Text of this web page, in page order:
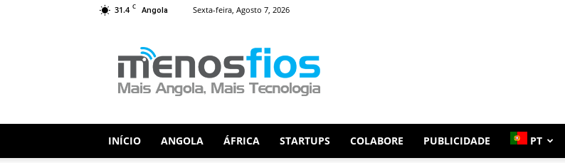
31.4 C Angola Sexta-feira, Agosto 7, 2026
Fios
INÍCIO ANGOLA ÁFRICA STARTUPS COLABORE PUBLICIDADE PT